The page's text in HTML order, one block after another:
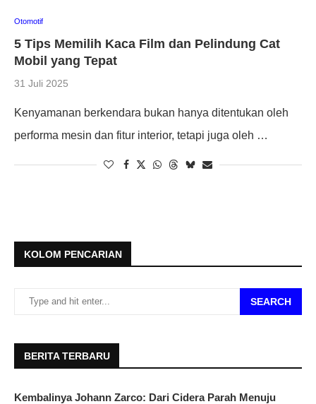
Otomotif
5 Tips Memilih Kaca Film dan Pelindung Cat
Mobil yang Tepat
31 Juli 2025
Kenyamanan berkendara bukan hanya ditentukan oleh
performa mesin dan fitur interior, tetapi juga oleh …
KOLOM PENCARIAN
SEARCH
BERITA TERBARU
Kembalinya Johann Zarco: Dari Cidera Parah Menuju